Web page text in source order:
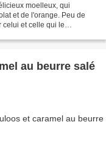
moelleux, qui
et de l'orange. Peu de
celui et celle qui le
au beurre salé